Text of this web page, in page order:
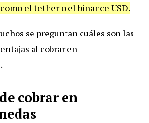
el tether o el binance USD.
se preguntan cuáles son las
al cobrar en
cobrar en